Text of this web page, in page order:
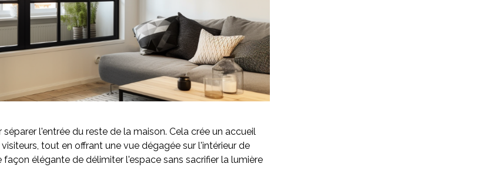
l'entrée du reste de la maison. Cela crée un accueil
tout en offrant une vue dégagée sur l'intérieur de
élégante de délimiter l'espace sans sacrifier la lumière